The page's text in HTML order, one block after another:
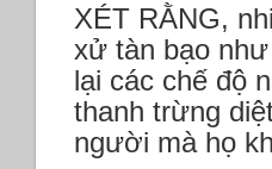
XÉT RẰNG,
xử tàn bạo
lại các chế độ
thanh trừng
người mà họ